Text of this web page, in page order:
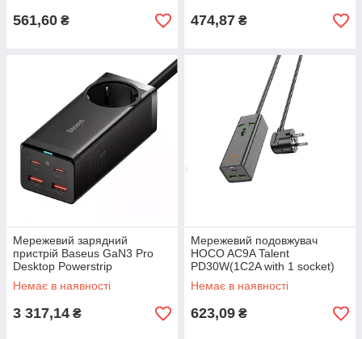
561,60 ₴ 474,87 ₴
Мережевий зарядний
пристрій Baseus GaN3 Pro
Desktop Powerstrip
AC+2U+2C 100W EU Black
(With Mini White Cable Type-C
Немає в наявності
3 317,14 ₴
Мережевий подовжувач
HOCO AC9A Talent
PD30W(1C2A with 1 socket)
desktop charger Black
Немає в наявності
623,09 ₴